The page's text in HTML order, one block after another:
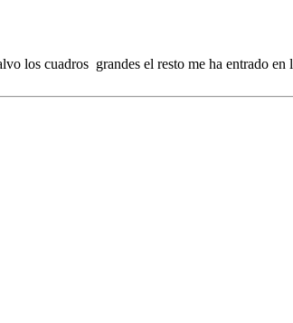
los cuadros grandes el resto me ha entrado en